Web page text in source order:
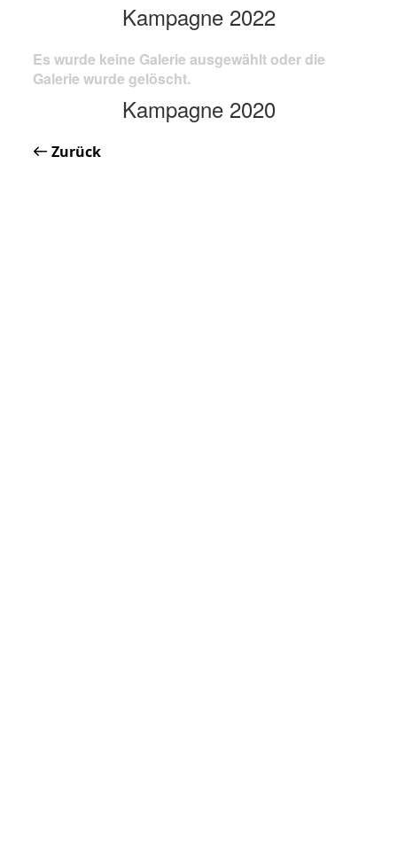
Kampagne 2022
Es wurde keine Galerie ausgewählt oder die
Galerie wurde gelöscht.
Kampagne 2020
Zurück